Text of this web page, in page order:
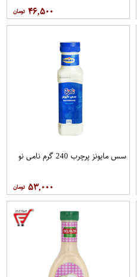
۴۶,۵۰۰
سس مایونز پرچرب 240 گرم نامی نو
۵۳,۰۰۰